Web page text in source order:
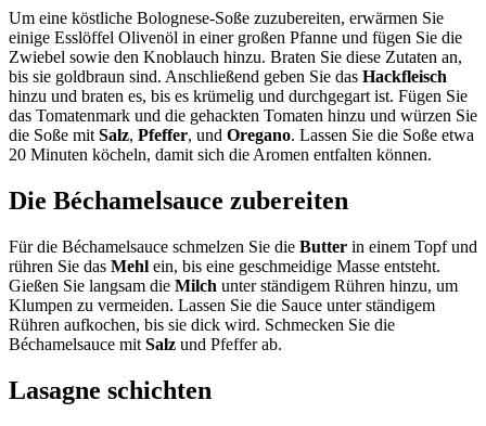
Um eine köstliche Bolognese-Soße zuzubereiten, erwärmen Sie
einige Esslöffel Olivenöl in einer großen Pfanne und fügen Sie die
Zwiebel sowie den Knoblauch hinzu. Braten Sie diese Zutaten an,
bis sie goldbraun sind. Anschließend geben Sie das Hackfleisch
hinzu und braten es, bis es krümelig und durchgegart ist. Fügen Sie
das Tomatenmark und die gehackten Tomaten hinzu und würzen Sie
die Soße mitSalz, Pfeffer, und Oregano. Lassen Sie die Soße etwa
20 Minuten köcheln, damit sich die Aromen entfalten können.
Die Béchamelsauce zubereiten
Für die Béchamelsauce schmelzen Sie die Butter in einem Topf und
rühren Sie das Mehl ein, bis eine geschmeidige Masse entsteht.
Gießen Sie langsam die Milch unter ständigem Rühren hinzu, um
Klumpen zu vermeiden. Lassen Sie die Sauce unter ständigem
Rühren aufkochen, bis sie dick wird. Schmecken Sie die
Béchamelsauce mit Salz und Pfeffer ab.
Lasagne schichten